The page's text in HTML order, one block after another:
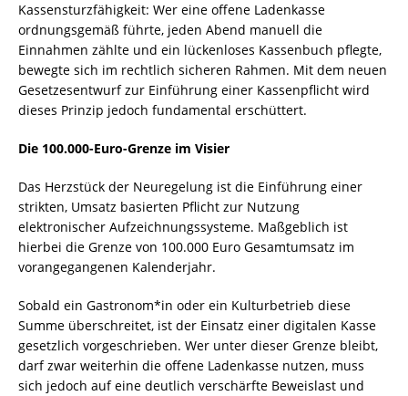
Kassensturzfähigkeit: Wer eine offene Ladenkasse
ordnungsgemäß führte, jeden Abend manuell die
Einnahmen zählte und ein lückenloses Kassenbuch pflegte,
bewegte sich im rechtlich sicheren Rahmen. Mit dem neuen
Gesetzesentwurf zur Einführung einer Kassenpflicht wird
dieses Prinzip jedoch fundamental erschüttert.
Die 100.000-Euro-Grenze im Visier
Das Herzstück der Neuregelung ist die Einführung einer
strikten, Umsatz basierten Pflicht zur Nutzung
elektronischer Aufzeichnungssysteme. Maßgeblich ist
hierbei die Grenze von 100.000 Euro Gesamtumsatz im
vorangegangenen Kalenderjahr.
Sobald ein Gastronom*in oder ein Kulturbetrieb diese
Summe überschreitet, ist der Einsatz einer digitalen Kasse
gesetzlich vorgeschrieben. Wer unter dieser Grenze bleibt,
darf zwar weiterhin die offene Ladenkasse nutzen, muss
sich jedoch auf eine deutlich verschärfte Beweislast und